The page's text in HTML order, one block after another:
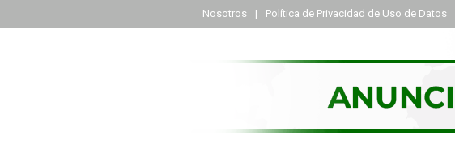
Nosotros Política de Privacidad de Uso de Datos